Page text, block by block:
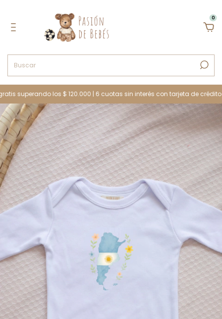
0
superando los $ 120.000 | 6 cuotas sin interés con tarjeta de crédito |